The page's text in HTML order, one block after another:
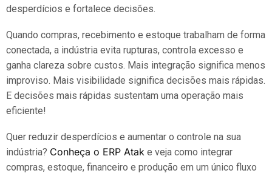
desperdícios e fortalece decisões.
Quando compras, recebimento e estoque trabalham de forma
conectada, a indústria evita rupturas, controla excesso e
ganha clareza sobre custos. Mais integração significa menos
improviso. Mais visibilidade significa decisões mais rápidas.
E decisões mais rápidas sustentam uma operação mais
eficiente!
Quer reduzir desperdícios e aumentar o controle na sua
indústria? Conheça o ERP Atak e veja como integrar
compras, estoque, financeiro e produção em um único fluxo